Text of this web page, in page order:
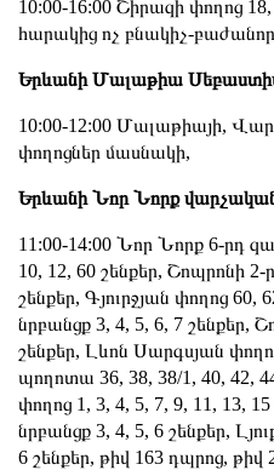
10:00-16:00 Շիրազի փողոց 18,
հարակից ոչ բնակիչ-
Երևանի Մալաթիա
10:00-12:00 Մալաթիայի,
փողոցներ մասնակի,
Երևանի Նոր Նորք վարչական
11:00-14:00 Նոր Նորք 6-րդ
10, 12, 60 շենքեր, Շոպրոնի 2-
շենքեր, Գյուրջյան փողոց 60,
նրբանցք 3, 4, 5, 6, 7 շենքեր,
շենքեր, Լևոն Սարգսյան
պողոտա 36, 38, 38/1, 40, 42,
փողոց 1, 3, 4, 5, 7, 9, 11, 13, 15
նրբանցք 3, 4, 5, 6 շենքեր,
6 շենքեր, թիվ 163 դպրոց, թիվ